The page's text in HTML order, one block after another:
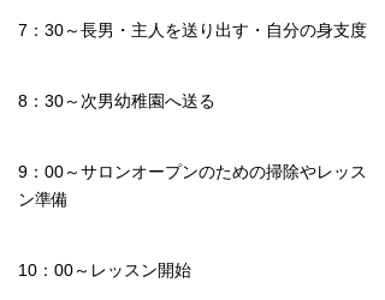
7：30～長男・主人を送り出す・自分の身支度
8：30～次男幼稚園へ送る
9：00～サロンオープンのための掃除やレッス
ン準備
10：00～レッスン開始